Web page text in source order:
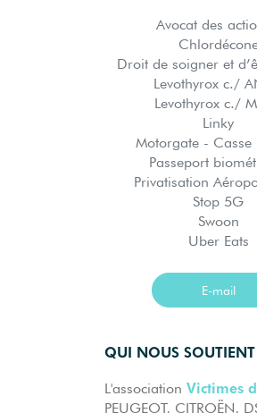
Avocat des
Droit de soigner et
Levothyrox c./
Levothyrox c./
Linky
Motorgate - Casse
Passeport
Privatisation
Stop 5G
Swoon
Uber Eats
E-mail
QUI NOUS
L'association Victimes
PEUGEOT, CITROËN,